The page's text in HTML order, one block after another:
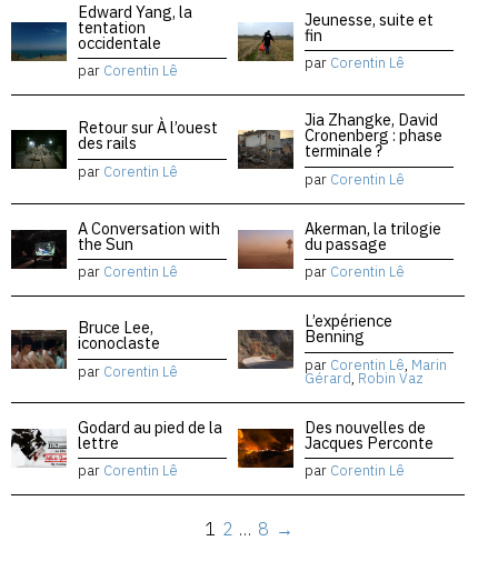
Edward Yang, la
tentation
occidentale
par Corentin Lê
Jeunesse, suite et
fin
par Corentin Lê
Retour sur À l’ouest
des rails
par Corentin Lê
Jia Zhangke, David
Cronenberg : phase
terminale ?
par Corentin Lê
A Conversation with
the Sun
par Corentin Lê
Akerman, la trilogie
du passage
par Corentin Lê
Bruce Lee,
iconoclaste
par Corentin Lê
L’expérience
Benning
par Corentin Lê, Marin
Gérard, Robin Vaz
Godard au pied de la
lettre
par Corentin Lê
Des nouvelles de
Jacques Perconte
par Corentin Lê
1 2 … 8 →